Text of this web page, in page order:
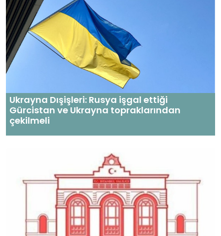
Ukrayna Dışişleri: Rusya işgal ettiği
Gürcistan ve Ukrayna topraklarından
çekilmeli